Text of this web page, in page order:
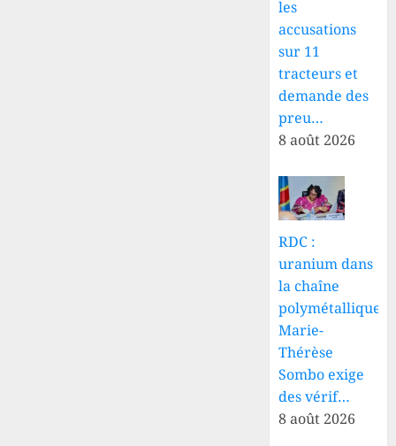
les
accusations
sur 11
tracteurs et
demande des
preu…
8 août 2026
RDC :
uranium dans
la chaîne
polymétallique,
Marie-
Thérèse
Sombo exige
des vérif…
8 août 2026